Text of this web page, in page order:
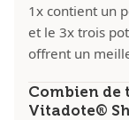
1x contient un
et le 3x trois
offrent un
Combien de
Vitadote®